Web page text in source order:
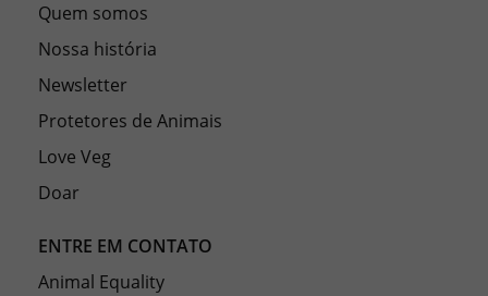
Quem somos
Nossa história
Newsletter
Protetores de Animais
Love Veg
Doar
ENTRE EM CONTATO
Animal Equality